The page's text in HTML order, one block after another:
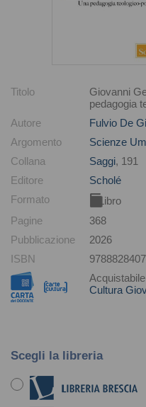
Titolo
Giovanni
pedagogia
Autore
Fulvio De
Argomento
Scienze
Collana
Saggi, 191
Editore
Scholé
Formato
Libro
Pagine
368
Pubblicazione
2026
ISBN
Cultura
Scegli la libreria